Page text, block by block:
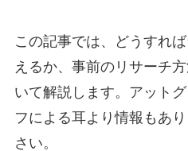
この記事では、どうすれ
えるか、事前のリサーチ
いて解説します。アット
フによる耳より情報もあ
さい。